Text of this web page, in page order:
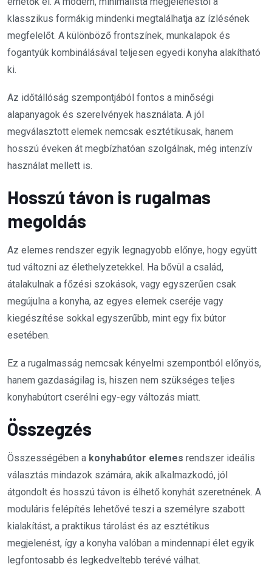
klasszikus formákig mindenki megtalálhatja az ízlésének
megfelelőt. A különböző frontszínek, munkalapok és
fogantyúk kombinálásával teljesen egyedi konyha alakítható
ki.
Az időtállóság szempontjából fontos a minőségi
alapanyagok és szerelvények használata. A jól
megválasztott elemek nemcsak esztétikusak, hanem
hosszú éveken át megbízhatóan szolgálnak, még intenzív
használat mellett is.
Hosszú távon is rugalmas
megoldás
Az elemes rendszer egyik legnagyobb előnye, hogy együtt
tud változni az élethelyzetekkel. Ha bővül a család,
átalakulnak a főzési szokások, vagy egyszerűen csak
megújulna a konyha, az egyes elemek cseréje vagy
kiegészítése sokkal egyszerűbb, mint egy fix bútor
esetében.
Ez a rugalmasság nemcsak kényelmi szempontból előnyös,
hanem gazdaságilag is, hiszen nem szükséges teljes
konyhabútort cserélni egy-egy változás miatt.
Összegzés
Összességében a konyhabútor elemes rendszer ideális
választás mindazok számára, akik alkalmazkodó, jól
átgondolt és hosszú távon is élhető konyhát szeretnének. A
moduláris felépítés lehetővé teszi a személyre szabott
kialakítást, a praktikus tárolást és az esztétikus
megjelenést, így a konyha valóban a mindennapi élet egyik
legfontosabb és legkedveltebb terévé válhat.